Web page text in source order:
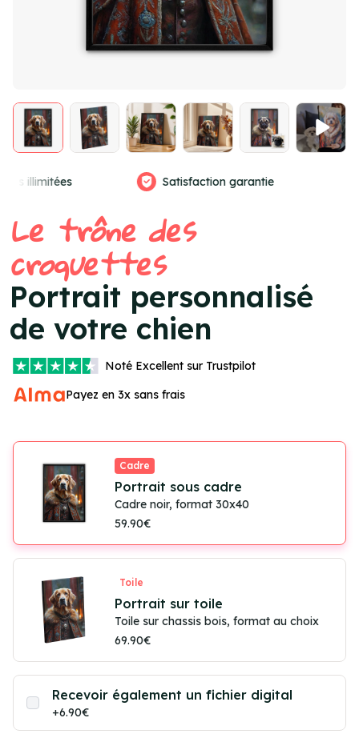
garantie Vrais graphistes
5
of
4
Le trône des
croquettes
Portrait personnalisé
de votre chien
Noté Excellent sur Trustpilot
Payez en 3x sans frais
Cadre
Portrait sous cadre
Cadre noir, format 30x40
59.90€
Toile
Portrait sur toile
Toile sur chassis bois, format au choix
69.90€
Recevoir également un fichier digital
+6.90€